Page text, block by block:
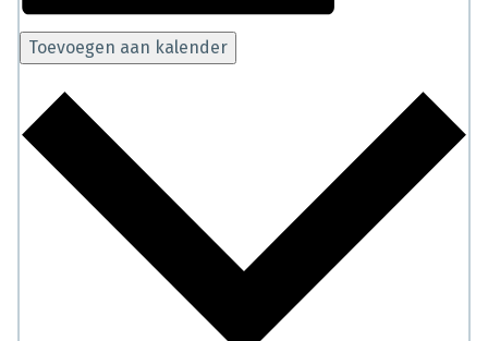
Toevoegen aan kalender